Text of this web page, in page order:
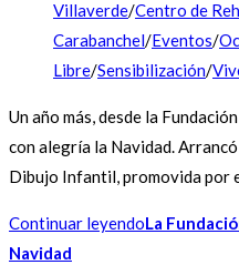
Villaverde/Centro de
Carabanchel/Eventos/
Libre/Sensibilización/
Un año más, desde la
con alegría la Navidad.
Dibujo Infantil, promovida por
Continuar leyendoLa
Navidad